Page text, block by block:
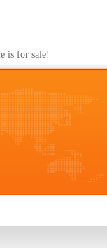
is for sale!